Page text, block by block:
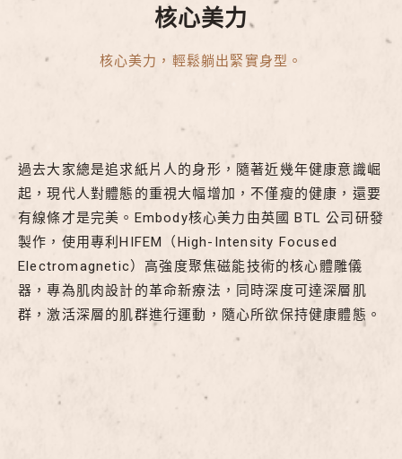
核心美力
核心美力，輕鬆躺出緊實身型。
過去大家總是追求紙片人的身形，隨著近幾年健康意識崛
起，現代人對體態的重視大幅增加，不僅瘦的健康，還要
有線條才是完美。Embody核心美力由英國 BTL 公司研發
製作，使用專利HIFEM（High-Intensity Focused
Electromagnetic）高強度聚焦磁能技術的核心體雕儀
器，專為肌肉設計的革命新療法，同時深度可達深層肌
群，激活深層的肌群進行運動，隨心所欲保持健康體態。